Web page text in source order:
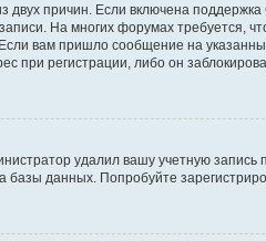
причин. Если включена поддержка
На многих форумах требуется,
вам пришло сообщение на
при регистрации, либо он
удалил вашу учетную запись
данных. Попробуйте